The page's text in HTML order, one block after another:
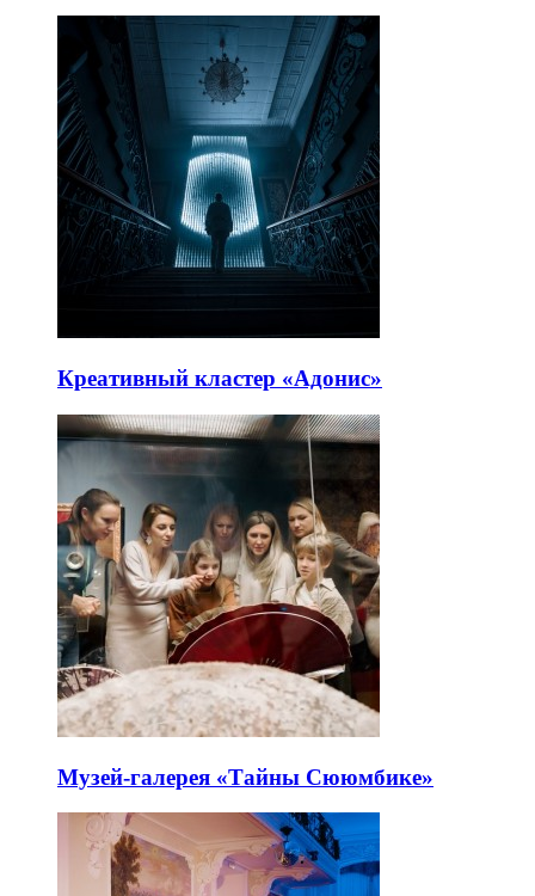
Креативный кластер «Адонис»
Музей-галерея «Тайны Сююмбике»